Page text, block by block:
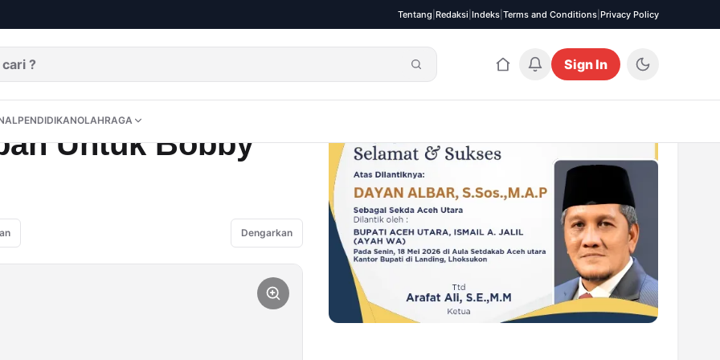
Tentang Redaksi Indeks Terms and Conditions Privacy Policy
OPININUSANTARAINTERNASIONALPENDIDIKANOLAHRAGA
Sign In
PENDIDIKANOLAHRAGA
Untuk Bobby
Dengarkan